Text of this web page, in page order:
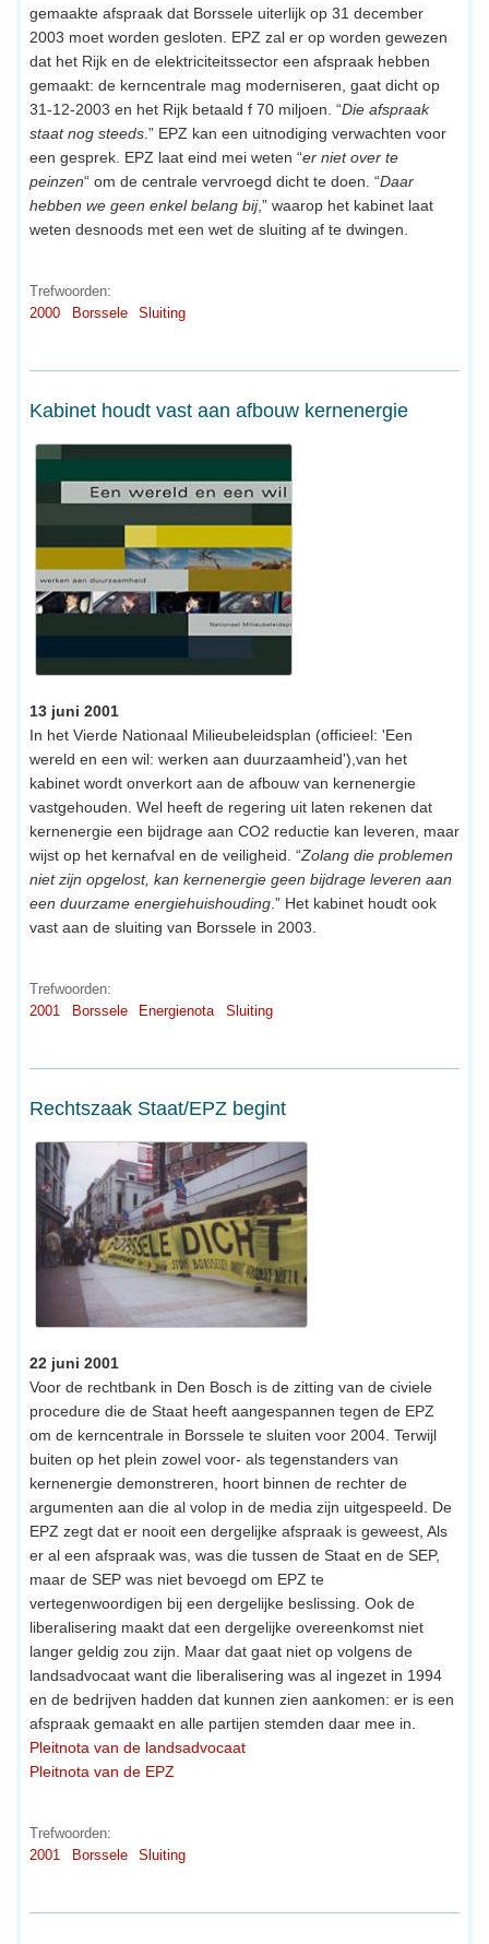
gemaakte afspraak dat Borssele uiterlijk op 31 december
2003 moet worden gesloten. EPZ zal er op worden gewezen
dat het Rijk en de elektriciteitssector een afspraak hebben
gemaakt: de kerncentrale mag moderniseren, gaat dicht op
31-12-2003 en het Rijk betaald f 70 miljoen. “Die afspraak
staat nog steeds.” EPZ kan een uitnodiging verwachten voor
een gesprek. EPZ laat eind mei weten “er niet over te
peinzen“ om de centrale vervroegd dicht te doen. “Daar
hebben we geen enkel belang bij,” waarop het kabinet laat
weten desnoods met een wet de sluiting af te dwingen.
Trefwoorden:
2000
Borssele Sluiting
Kabinet houdt vast aan afbouw kernenergie
13 juni 2001
In het Vierde Nationaal Milieubeleidsplan (officieel: 'Een
wereld en een wil: werken aan duurzaamheid'),van het
kabinet wordt onverkort aan de afbouw van kernenergie
vastgehouden. Wel heeft de regering uit laten rekenen dat
kernenergie een bijdrage aan CO2 reductie kan leveren, maar
wijst op het kernafval en de veiligheid. “Zolang die problemen
niet zijn opgelost, kan kernenergie geen bijdrage leveren aan
een duurzame energiehuishouding .” Het kabinet houdt ook
vast aan de sluiting van Borssele in 2003.
Trefwoorden:
2001
Borssele Energienota Sluiting
Rechtszaak Staat/EPZ begint
22 juni 2001
Voor de rechtbank in Den Bosch is de zitting van de civiele
procedure die de Staat heeft aangespannen tegen de EPZ
om de kerncentrale in Borssele te sluiten voor 2004. Terwijl
buiten op het plein zowel voor- als tegenstanders van
kernenergie demonstreren, hoort binnen de rechter de
argumenten aan die al volop in de media zijn uitgespeeld. De
EPZ zegt dat er nooit een dergelijke afspraak is geweest, Als
er al een afspraak was, was die tussen de Staat en de SEP,
maar de SEP was niet bevoegd om EPZ te
vertegenwoordigen bij een dergelijke beslissing. Ook de
liberalisering maakt dat een dergelijke overeenkomst niet
langer geldig zou zijn. Maar dat gaat niet op volgens de
landsadvocaat want die liberalisering was al ingezet in 1994
en de bedrijven hadden dat kunnen zien aankomen: er is een
afspraak gemaakt en alle partijen stemden daar mee in.
Pleitnota van de landsadvocaat
Pleitnota van de EPZ
Trefwoorden:
2001
Borssele Sluiting